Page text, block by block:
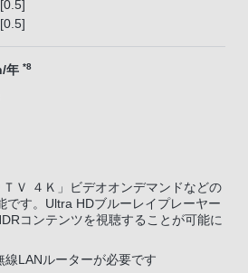
年 *8
ＴＶ ４Ｋ」ビデオオンデマンドなどの
です。Ultra HDブルーレイプレーヤー
コンテンツを視聴することが可能に
線LANルーターが必要です